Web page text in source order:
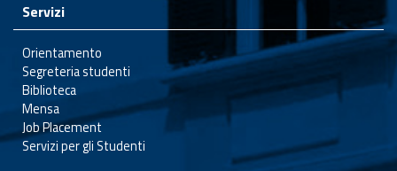
Servizi
Orientamento
Segreteria studenti
Biblioteca
Mensa
Job Placement
Servizi per gli Studenti